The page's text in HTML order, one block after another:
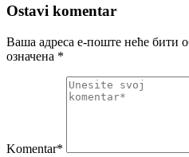
Ostavi komentar
Ваша адреса е-поште неће бити
означена *
Komentar*